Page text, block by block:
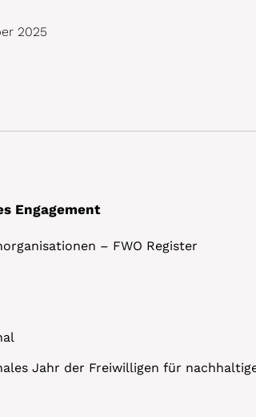
2025
Engagement
– FWO Register
Jahr der Freiwilligen für